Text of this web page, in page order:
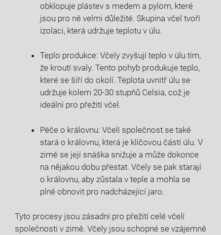
obklopuje plástev s medem a pylom, které
jsou pro ně velmi důležité. Skupina včel tvoří
izolaci, která udržuje teplotu v úlu.
Teplo produkce: Včely zvyšují teplo v úlu tím,
že kroutí svaly. Tento pohyb produkuje teplo,
které se šíří do okolí. Teplota uvnitř úlu se
udržuje kolem 20-30 stupňů Celsia, což je
ideální pro přežití včel.
Péče o královnu: Včelí společnost se také
stará o královnu, která je klíčovou částí úlu. V
zimě se její snáška snižuje a může dokonce
na nějakou dobu přestat. Včely se pak starají
o královnu, aby zůstala v teple a mohla se
plně obnovit pro nadcházející jaro.
Tyto procesy jsou zásadní pro přežití celé včelí
společnosti v zimě. Včely jsou schopné se vzájemně